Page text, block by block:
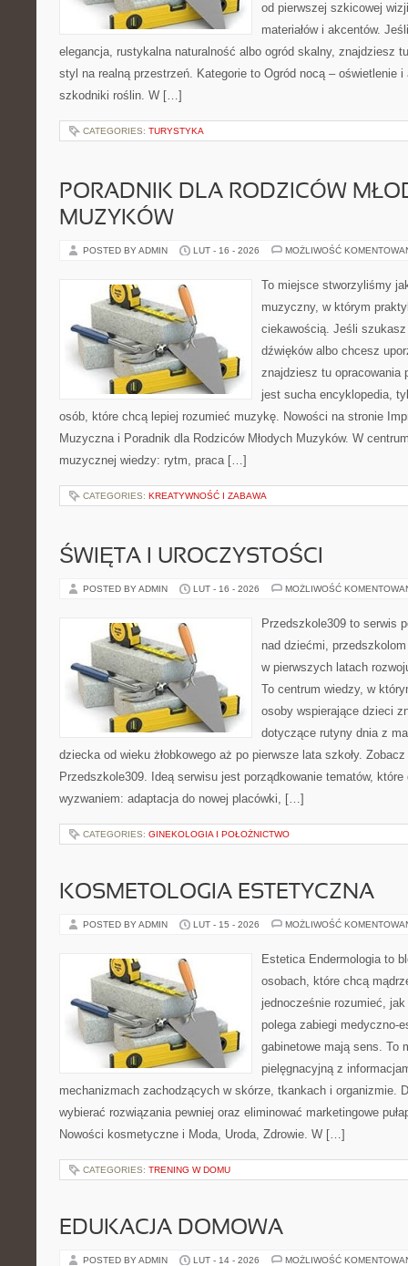
od pierwszej szkicowej
materiałów i akcentów.
elegancja, rustykalna naturalność albo ogród skalny, znajdziesz
styl na realną przestrzeń. Kategorie to Ogród nocą – oświetlenie
szkodniki roślin. W […]
CATEGORIES: TURYSTYKA
PORADNIK DLA RODZICÓW
MUZYKÓW
POSTED BY ADMIN LUT - 16 - 2026 MOŻLIWOŚĆ
To miejsce stworzyliśmy
muzyczny, w którym
ciekawością. Jeśli
dźwięków albo chcesz
znajdziesz tu opracowania
jest sucha encyklopedia,
osób, które chcą lepiej rozumieć muzykę. Nowości na stronie
Muzyczna i Poradnik dla Rodziców Młodych Muzyków. W
muzycznej wiedzy: rytm, praca […]
CATEGORIES: KREATYWNOŚĆ I ZABAWA
ŚWIĘTA I UROCZYSTOŚCI
POSTED BY ADMIN LUT - 16 - 2026 MOŻLIWOŚĆ
Przedszkole309 to serwis
nad dziećmi,
w pierwszych latach
To centrum wiedzy, w
osoby wspierające dzieci
dotyczące rutyny dnia z
dziecka od wieku żłobkowego aż po pierwsze lata szkoły.
Przedszkole309. Ideą serwisu jest porządkowanie tematów,
wyzwaniem: adaptacja do nowej placówki, […]
CATEGORIES: GINEKOLOGIA I POŁOŻNICTWO
KOSMETOLOGIA ESTETYCZNA
POSTED BY ADMIN LUT - 15 - 2026 MOŻLIWOŚĆ
Estetica Endermologia to
osobach, które chcą
jednocześnie rozumieć,
polega zabiegi medyczno-
gabinetowe mają sens. To
pielęgnacyjną z
mechanizmach zachodzących w skórze, tkankach i organizmie.
wybierać rozwiązania pewniej oraz eliminować marketingowe
Nowości kosmetyczne i Moda, Uroda, Zdrowie. W […]
CATEGORIES: TRENING W DOMU
EDUKACJA DOMOWA
POSTED BY ADMIN LUT - 14 - 2026 MOŻLIWOŚĆ